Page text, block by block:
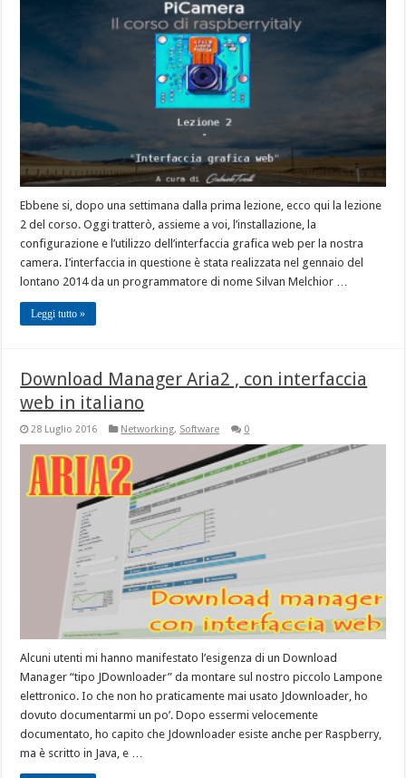
Ebbene si, dopo una settimana dalla prima lezione, ecco qui la lezione
2 del corso. Oggi tratterò, assieme a voi, l’installazione, la
configurazione e l’utilizzo dell’interfaccia grafica web per la nostra
camera. I’interfaccia in questione è stata realizzata nel gennaio del
lontano 2014 da un programmatore di nome Silvan Melchior …
Leggi tutto »
Download Manager Aria2 , con interfaccia
web in italiano
28 Luglio 2016 Networking, Software 0
Alcuni utenti mi hanno manifestato l’esigenza di un Download
Manager “tipo JDownloader” da montare sul nostro piccolo Lampone
elettronico. Io che non ho praticamente mai usato Jdownloader, ho
dovuto documentarmi un po’. Dopo essermi velocemente
documentato, ho capito che Jdownloader esiste anche per Raspberry,
ma è scritto in Java, e …